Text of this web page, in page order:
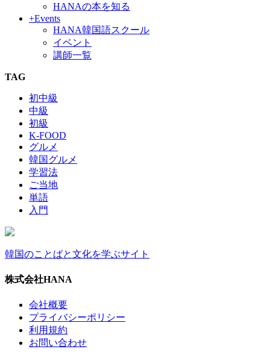
HANAの本を知る
+Events
HANA韓国語スクール
イベント
講師一覧
TAG
初中級
中級
初級
K-FOOD
グルメ
韓国グルメ
学習法
ご当地
単語
入門
韓国のことばと文化を学ぶサイト
株式会社HANA
会社概要
プライバシーポリシー
利用規約
お問い合わせ